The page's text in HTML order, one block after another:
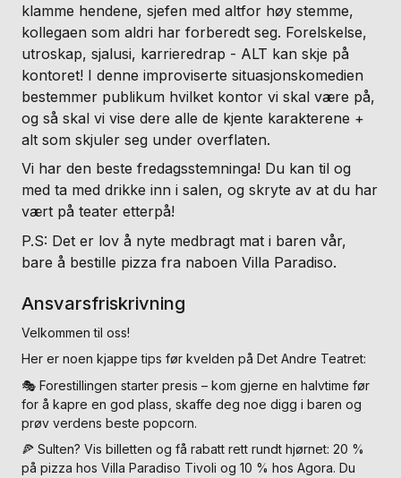
klamme hendene, sjefen med altfor høy stemme,
kollegaen som aldri har forberedt seg. Forelskelse,
utroskap, sjalusi, karrieredrap - ALT kan skje på
kontoret! I denne improviserte situasjonskomedien
bestemmer publikum hvilket kontor vi skal være på,
og så skal vi vise dere alle de kjente karakterene +
alt som skjuler seg under overflaten.
Vi har den beste fredagsstemninga! Du kan til og
med ta med drikke inn i salen, og skryte av at du har
vært på teater etterpå!
P.S: Det er lov å nyte medbragt mat i baren vår,
bare å bestille pizza fra naboen Villa Paradiso.
Ansvarsfriskrivning
Velkommen til oss!
Her er noen kjappe tips før kvelden på Det Andre Teatret:
🎭 Forestillingen starter presis – kom gjerne en halvtime før
for å kapre en god plass, skaffe deg noe digg i baren og
prøv verdens beste popcorn.
🍕 Sulten? Vis billetten og få rabatt rett rundt hjørnet: 20 %
på pizza hos Villa Paradiso Tivoli og 10 % hos Agora. Du